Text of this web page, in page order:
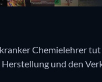
Chemielehrer
und den